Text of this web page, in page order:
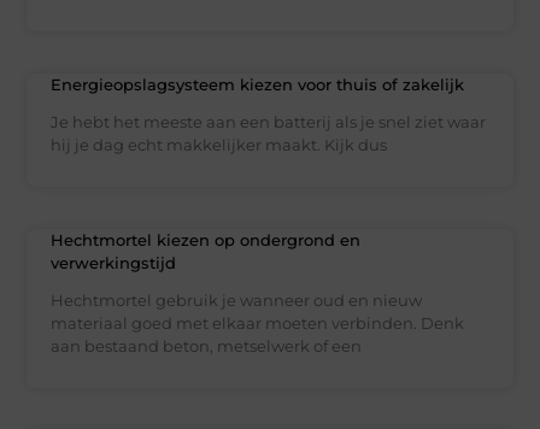
Energieopslagsysteem kiezen voor thuis of zakelijk
Je hebt het meeste aan een batterij als je snel ziet waar
hij je dag echt makkelijker maakt. Kijk dus
Hechtmortel kiezen op ondergrond en
verwerkingstijd
Hechtmortel gebruik je wanneer oud en nieuw
materiaal goed met elkaar moeten verbinden. Denk
aan bestaand beton, metselwerk of een